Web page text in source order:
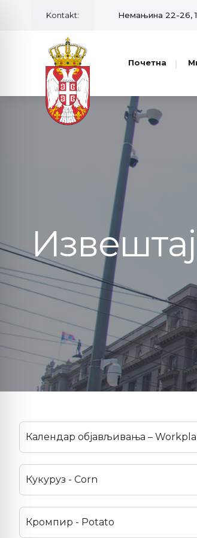
Kontakt: Немањина 22-26,
Почетна
Календар објављивања –
Кукуруз - Corn
Кромпир - Potato